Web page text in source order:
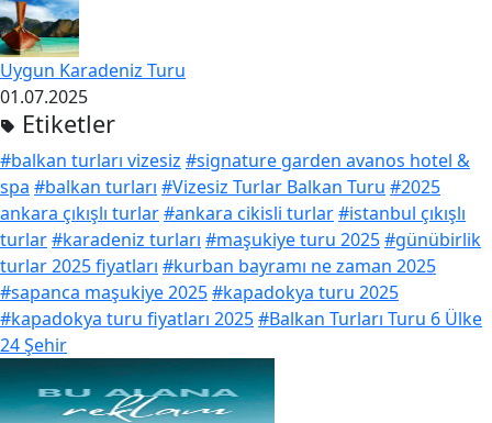
Uygun Karadeniz Turu
01.07.2025
Etiketler
#balkan turları vizesiz #signature garden avanos hotel &
spa #balkan turları #Vizesiz Turlar Balkan Turu #2025
ankara çıkışlı turlar#ankara cikisli turlar#istanbul çıkışlı
turlar#karadeniz turları #maşukiye turu 2025#günübirlik
turlar 2025 fiyatları #kurban bayramı ne zaman 2025
#sapanca maşukiye 2025#kapadokya turu 2025
#kapadokya turu fiyatları 2025#Balkan Turları Turu 6 Ülke
24 Şehir